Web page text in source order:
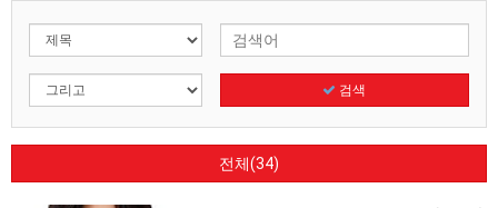
검색
전체(34)